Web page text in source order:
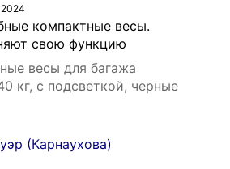
компактные весы.
свою функцию
весы для багажа
кг, с подсветкой, черные
(Карнаухова)